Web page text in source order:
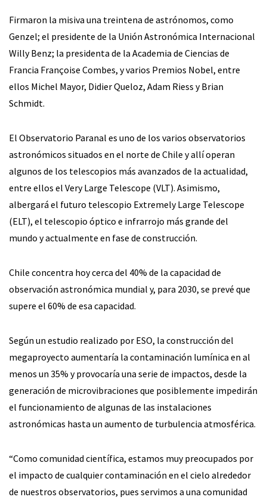
Firmaron la misiva una treintena de astrónomos, como
Genzel; el presidente de la Unión Astronómica Internacional
Willy Benz; la presidenta de la Academia de Ciencias de
Francia Françoise Combes, y varios Premios Nobel, entre
ellos Michel Mayor, Didier Queloz, Adam Riess y Brian
Schmidt.
El Observatorio Paranal es uno de los varios observatorios
astronómicos situados en el norte de Chile y allí operan
algunos de los telescopios más avanzados de la actualidad,
entre ellos el Very Large Telescope (VLT). Asimismo,
albergará el futuro telescopio Extremely Large Telescope
(ELT), el telescopio óptico e infrarrojo más grande del
mundo y actualmente en fase de construcción.
Chile concentra hoy cerca del 40% de la capacidad de
observación astronómica mundial y, para 2030, se prevé que
supere el 60% de esa capacidad.
Según un estudio realizado por ESO, la construcción del
megaproyecto aumentaría la contaminación lumínica en al
menos un 35% y provocaría una serie de impactos, desde la
generación de microvibraciones que posiblemente impedirán
el funcionamiento de algunas de las instalaciones
astronómicas hasta un aumento de turbulencia atmosférica.
“Como comunidad científica, estamos muy preocupados por
el impacto de cualquier contaminación en el cielo alrededor
de nuestros observatorios, pues servimos a una comunidad